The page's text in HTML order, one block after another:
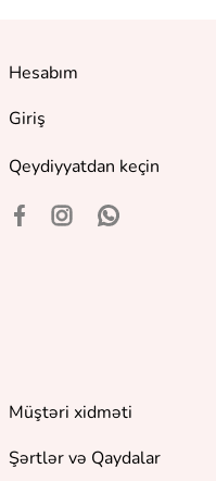
Hesabım
Giriş
Qeydiyyatdan keçin
Müştəri xidməti
Şərtlər və Qaydalar